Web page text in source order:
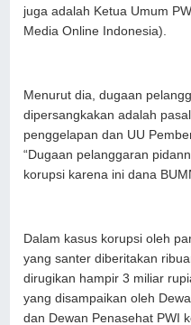
juga adalah Ketua Umum
Media Online Indonesia).
Menurut dia, dugaan
dipersangkakan adalah
penggelapan dan UU
“Dugaan pelanggaran
korupsi karena ini dana
Dalam kasus korupsi oleh
yang santer diberitakan
dirugikan hampir 3 miliar
yang disampaikan oleh
dan Dewan Penasehat PWI